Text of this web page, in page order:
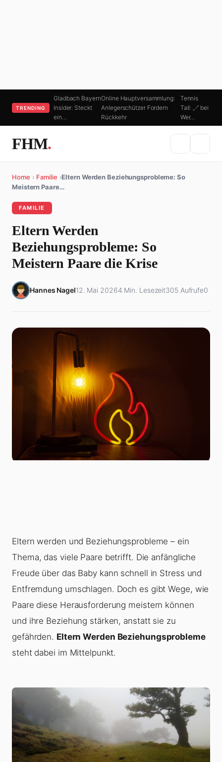
TRENDING
Gladbach Bayern
Insider: Steckt
ein…
Online Hauptversammlung:
Anlegerschützer Fordern
Rückkehr
Tennis
Tail: „-“ bei
Wer…
FHM.
Home › Familie ›Eltern Werden Beziehungsprobleme: So
Meistern Paare…
FAMILIE
Eltern Werden
Beziehungsprobleme: So
Meistern Paare die Krise
Hannes Nagel12. Mai 20264 Min. Lesezeit305 Aufrufe0
Eltern werden und Beziehungsprobleme – ein
Thema, das viele Paare betrifft. Die anfängliche
Freude über das Baby kann schnell in Stress und
Entfremdung umschlagen. Doch es gibt Wege, wie
Paare diese Herausforderung meistern können
und ihre Beziehung stärken, anstatt sie zu
gefährden. Eltern Werden Beziehungsprobleme
steht dabei im Mittelpunkt.